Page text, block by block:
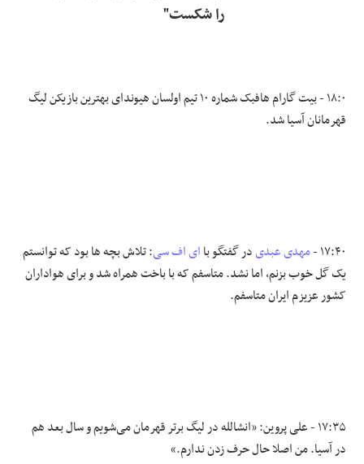
را شکست"
۱۸:۰ - بیت گارام هافبک شماره ۱۰ تیم اولسان هیوندای بهترین بازیکن لیگ
قهرمانان آسیا شد.
۱۷:۴۰ - مهدی عبدیدر گفتگو باای اف سی: تلاش بچه ها بود که توانستم
یک گل خوب بزنم، اما نشد. متاسفم که با باخت همراه شد و برای هواداران
کشور عزیزم ایران متاسفم.
۱۷:۳۵ - علی پروین: «انشالله در لیگ برتر قهرمان می‌شویم و سال بعد هم
در آسیا. من اصلا حال حرف زدن ندارم.»